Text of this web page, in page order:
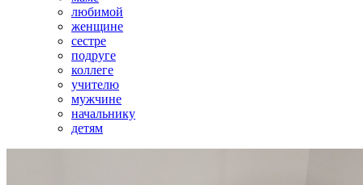
любимой
женщине
сестре
подруге
коллеге
учителю
мужчине
начальнику
детям